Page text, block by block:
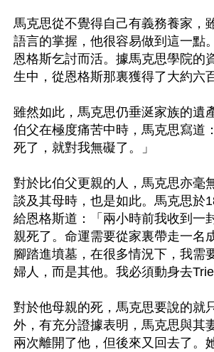
馬克思從不覺得自己有義務養家，
語言的掌握，他很容易做到這一點
恩格斯乞討而活。據馬克思學院的
生中，從恩格斯那裏獲得了大約六
雖然如此，馬克思仍垂涎家族的遺
伯父在極度痛苦中時，馬克思寫道
死了，就對我無礙了。」
對於比伯父更親的人，馬克思亦毫
談及其母時，也是如此。馬克思於
給恩格斯道：「兩小時前我收到一
親死了。命運需要從家裏帶走一名
腳踏進墳墓，在很多情況下，我需
婦人，而是其他。我必須動身去
對於他母親的死，馬克思要說的就
外，有充分證據表明，馬克思與其
兩次離開了他，但後來又回去了。